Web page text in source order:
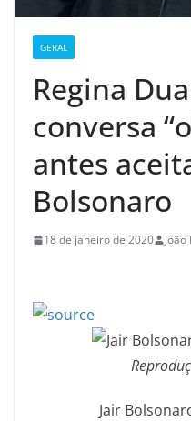
GERAL
Regina
conversa
antes
Bolsonaro
18 de janeiro de 2020 João
Jair